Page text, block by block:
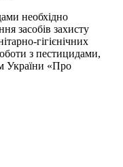
необхідно
засобів захисту
гігієнічних
з пестицидами,
України «Про